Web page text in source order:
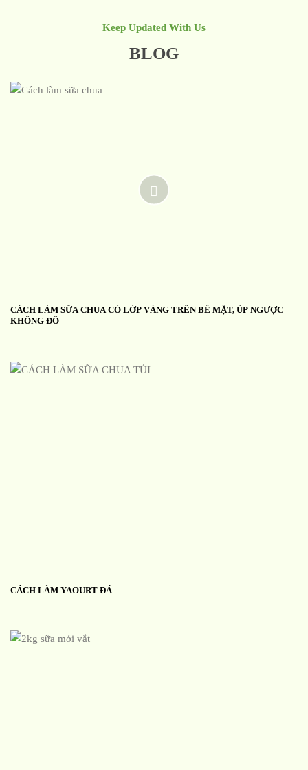
Keep Updated With Us
BLOG
CÁCH LÀM SỮA CHUA CÓ LỚP VÁNG TRÊN BỀ MẶT, ÚP NGƯỢC
KHÔNG ĐỔ
CÁCH LÀM YAOURT ĐÁ